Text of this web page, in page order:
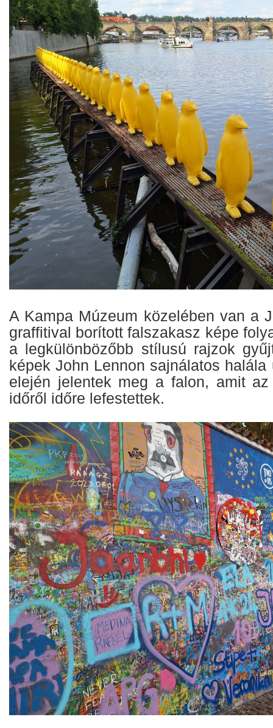
A Kampa Múzeum közelében van a
graffitival borított falszakasz képe
a legkülönbözőbb stílusú rajzok
képek John Lennon sajnálatos
elején jelentek meg a falon, amit
időről időre lefestettek.